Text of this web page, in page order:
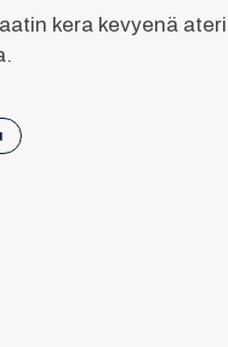
kera kevyenä